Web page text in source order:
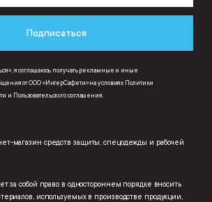
Подписаться
я соглашаюсь получать рекламные и иные
от ООО «ИнтерСафети» на условиях Политики
и Пользовательского соглашения
магазин средств защиты, спецодежды и рабочей
за собой право в одностороннем порядке вносить
используемых в производстве продукции,